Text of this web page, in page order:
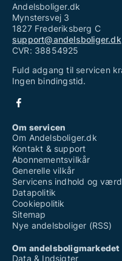
Andelsboliger.dk
Mynstersvej 3
1827 Frederiksberg C
support@andelsboliger.dk
CVR: 38854925
Fuld adgang til servicen
Ingen bindingstid.
Om servicen
Om Andelsboliger.dk
Kontakt & support
Abonnementsvilkår
Generelle vilkår
Servicens indhold og
Datapolitik
Cookiepolitik
Sitemap
Nye andelsboliger (RSS)
Om andelsboligmarkedet
Data & Indsigter